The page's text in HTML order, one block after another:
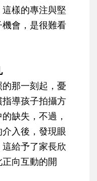
樣的專注與堅
會，是很難看
那一刻起，憂
導孩子拍攝方
缺失，不過，
入後，發現眼
給予了家長欣
向互動的開